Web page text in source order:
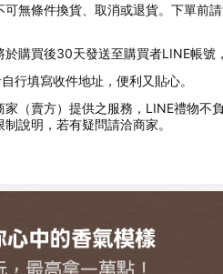
可無條件換貨、取消或退貨。下單前
於購買後30天發送至購買者LINE帳
行填寫收件地址，便利又貼心。
家（賣方）提供之服務，LINE禮物不
說明，若有疑問請洽商家。